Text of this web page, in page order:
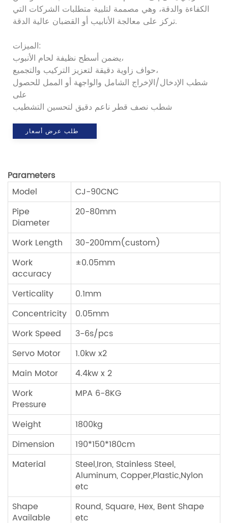
الكفاءة والدقة، وهي مصممة لتلبية متطلبات الشركات التي
تركز على معالجة الأنابيب أو القضبان عالية الدقة.
الميزات:
يضمن أسطح نظيفة لحام الأنبوب،
حواف زاوية دقيقة لتعزيز التركيب والتجميع،
شطب الإدخال/الإخراج الشامل والواجهة أو الممل للحصول
على
شطب نصف قطر ناعم دقيق لتحسين التشطيب
طلب عرض أسعار
Parameters
Model
CJ-90CNC
Pipe
Diameter
20-80mm
Work Length
30-200mm(custom)
Work
accuracy
±0.05mm
Verticality
0.1mm
Concentricity
0.05mm
Work Speed
3-6s/pcs
Servo Motor
1.0kw x2
Main Motor
4.4kw x 2
Work
Pressure
MPA 6-8KG
Weight
1800kg
Dimension
190*150*180cm
Material
Steel,Iron, Stainless Steel,
Aluminum, Copper,Plastic,Nylon
etc
Shape
Available
Round, Square, Hex, Bent Shape
etc